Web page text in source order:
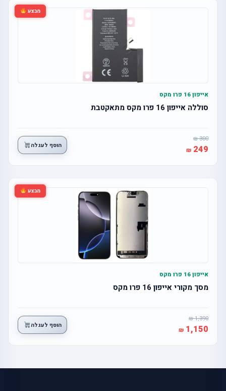
מבצע
אייפון 16 פרו מקס
סוללה אייפון 16 פרו מקס מתאקטבת
300
249 הוסף לעגלה
מבצע
אייפון 16 פרו מקס
מסך מקורי אייפון 16 פרו מקס
1,390
1,150 הוסף לעגלה